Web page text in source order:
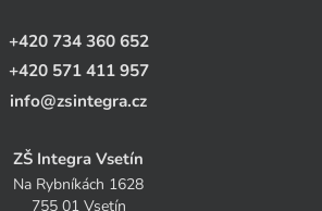
+420 734 360 652
+420 571 411 957
info@zsintegra.cz
ZŠ Integra Vsetín
Na Rybníkách 1628
755 01 Vsetín